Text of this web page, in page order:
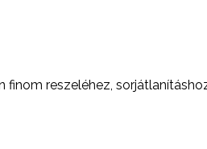
reszeléhez,